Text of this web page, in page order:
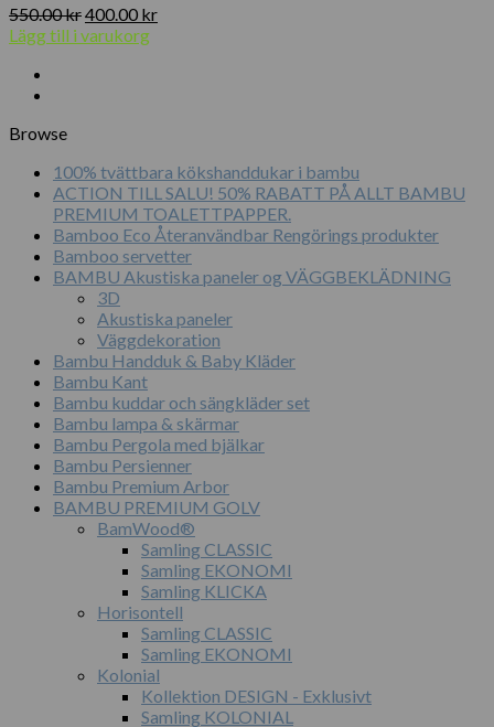
550.00krDet
ursprungliga
400.00 krDet
Lägg till i varukorg
Browse
100% tvättbara kökshanddukar i bambu
ACTION TILL SALU! 50% RABATT PÅ ALLT BAMBU
PREMIUM TOALETTPAPPER.
Bamboo Eco Återanvändbar Rengörings produkter
Bamboo servetter
BAMBU Akustiska paneler og VÄGGBEKLÄDNING
3D
Akustiska paneler
Väggdekoration
Bambu Handduk & Baby Kläder
Bambu Kant
Bambu kuddar och sängkläder set
Bambu lampa & skärmar
Bambu Pergola med bjälkar
Bambu Persienner
Bambu Premium Arbor
BAMBU PREMIUM GOLV
BamWood®
Samling CLASSIC
Samling EKONOMI
Samling KLICKA
Horisontell
Samling CLASSIC
Samling EKONOMI
Kolonial
Kollektion DESIGN - Exklusivt
Samling KOLONIAL